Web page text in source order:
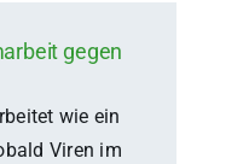
gegen
wie ein
Viren im